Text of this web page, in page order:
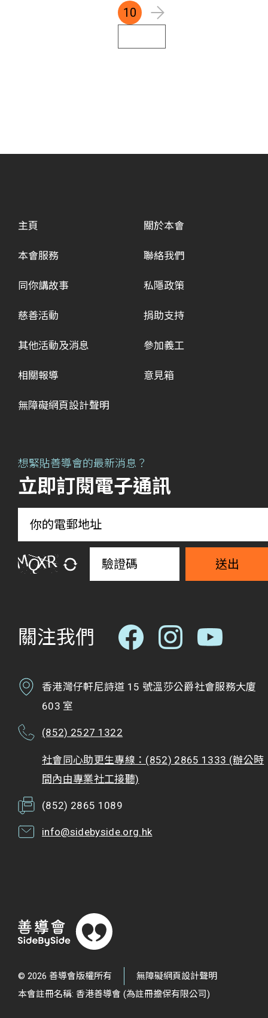
10
主頁
本會服務
同你講故事
慈善活動
其他活動及消息
相關報導
關於本會
聯絡我們
私隱政策
捐助支持
參加義工
意見箱
無障礙網頁設計聲明
想緊貼善導會的最新消息？
立即訂閱電子通訊
送出
關注我們
香港灣仔軒尼詩道 15 號溫莎公爵社會服務大廈
603 室
(852) 2527 1322
社會同心助更生專線：(852) 2865 1333 (辦公時
間內由專業社工接聽)
(852) 2865 1089
info@sidebyside.org.hk
© 2026 善導會版權所有
無障礙網頁設計聲明
本會註冊名稱: 香港善導會 (為註冊擔保有限公司)